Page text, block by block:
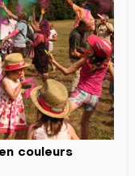
couleurs